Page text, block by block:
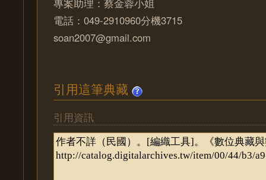
專案助理：蔡金蓉小姐
電話：049-2910960分機3715
soan2007@gmail.com
引用這筆典藏
引用資訊